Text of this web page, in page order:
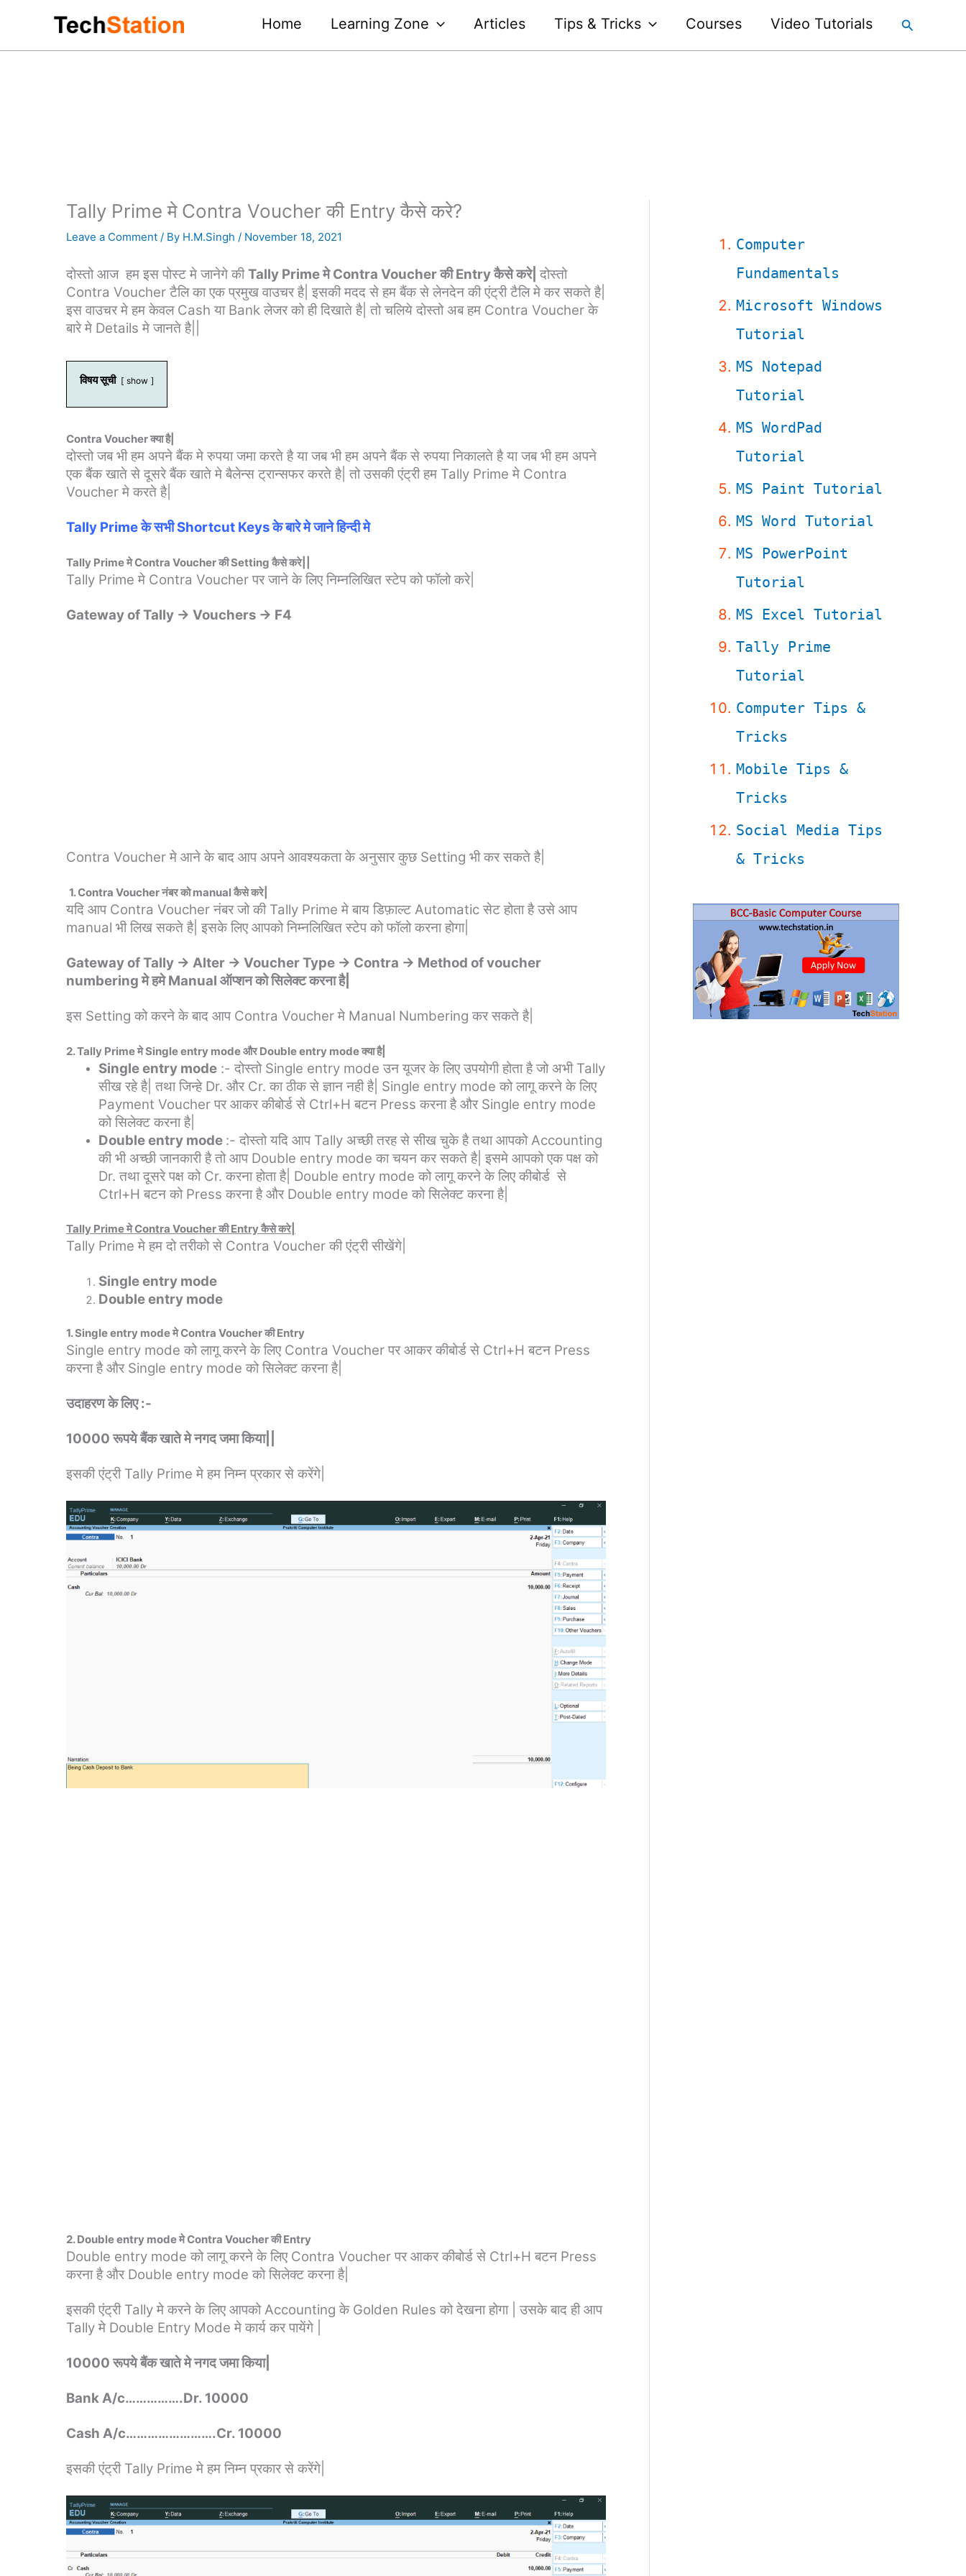
Home Learning Zone Articles Tips & Tricks Courses Video Tutorials Search
Tally Prime मे Contra Voucher की Entry कैसे करे?
Leave a Comment / By H.M.Singh / November 18, 2021
दोस्तो आज हम इस पोस्ट मे जानेगे कीTally Prime मे Contra Voucher की Entry कैसे करे| दोस्तो
Contra Voucher टैलि का एक प्रमुख वाउचर है| इसकी मदद से हम बैंक से लेनदेन की एंट्री टैलि मे कर सकते है|
इस वाउचर मे हम केवल Cash या Bank लेजर को ही दिखाते है| तो चलिये दोस्तो अब हम Contra Voucher के
बारे मे Details मे जानते है||
विषय सूची show
Contra Voucher क्या है|
दोस्तो जब भी हम अपने बैंक मे रुपया जमा करते है या जब भी हम अपने बैंक से रुपया निकालते है या जब भी हम अपने
एक बैंक खाते से दूसरे बैंक खाते मे बैलेन्स ट्रान्सफर करते है| तो उसकी एंट्री हम Tally Prime मे Contra
Voucher मे करते है|
Tally Prime के सभी Shortcut Keys के बारे मे जाने हिन्दी मे
Tally Prime मे Contra Voucher की Setting कैसे करे||
Tally Prime मे Contra Voucher पर जाने के लिए निम्नलिखित स्टेप को फॉलो करे|
Gateway of Tally → Vouchers → F4
Contra Voucher मे आने के बाद आप अपने आवश्यकता के अनुसार कुछ Setting भी कर सकते है|
1. Contra Voucher नंबर को manual कैसे करे|
यदि आप Contra Voucher नंबर जो की Tally Prime मे बाय डिफ़ाल्ट Automatic सेट होता है उसे आप
manual भी लिख सकते है| इसके लिए आपको निम्नलिखित स्टेप को फॉलो करना होगा|
Gateway of Tally → Alter → Voucher Type → Contra → Method of voucher
numbering मे हमे Manual ऑप्शन को सिलेक्ट करना है|
इस Setting को करने के बाद आप Contra Voucher मे Manual Numbering कर सकते है|
2. Tally Prime मे Single entry mode और Double entry mode क्या है|
Single entry mode :- दोस्तो Single entry mode उन यूजर के लिए उपयोगी होता है जो अभी Tally
सीख रहे है| तथा जिन्हे Dr. और Cr. का ठीक से ज्ञान नही है| Single entry mode को लागू करने के लिए
Payment Voucher पर आकर कीबोर्ड से Ctrl+H बटन Press करना है और Single entry mode
को सिलेक्ट करना है|
Double entry mode :- दोस्तो यदि आप Tally अच्छी तरह से सीख चुके है तथा आपको Accounting
की भी अच्छी जानकारी है तो आप Double entry mode का चयन कर सकते है| इसमे आपको एक पक्ष को
Dr. तथा दूसरे पक्ष को Cr. करना होता है| Double entry mode को लागू करने के लिए कीबोर्ड से
Ctrl+H बटन को Press करना है और Double entry mode को सिलेक्ट करना है|
Tally Prime मे Contra Voucher की Entry कैसे करे|
Tally Prime मे हम दो तरीको से Contra Voucher की एंट्री सीखेंगे|
Single entry mode
Double entry mode
1. Single entry mode मे Contra Voucher की Entry
Single entry mode को लागू करने के लिए Contra Voucher पर आकर कीबोर्ड से Ctrl+H बटन Press
करना है और Single entry mode को सिलेक्ट करना है|
उदाहरण के लिए :-
10000 रूपये बैंक खाते मे नगद जमा किया||
इसकी एंट्री Tally Prime मे हम निम्न प्रकार से करेंगे|
2. Double entry mode मे Contra Voucher की Entry
Double entry mode को लागू करने के लिए Contra Voucher पर आकर कीबोर्ड से Ctrl+H बटन Press
करना है और Double entry mode को सिलेक्ट करना है|
इसकी एंट्री Tally मे करने के लिए आपको Accounting के Golden Rules को देखना होगा | उसके बाद ही आप
Tally मे Double Entry Mode मे कार्य कर पायेंगे |
10000 रूपये बैंक खाते मे नगद जमा किया|
Bank A/c…………….Dr. 10000
Cash A/c…………………….Cr. 10000
इसकी एंट्री Tally Prime मे हम निम्न प्रकार से करेंगे|
Computer
Fundamentals
Microsoft Windows
Tutorial
MS Notepad
Tutorial
MS WordPad
Tutorial
MS Paint Tutorial
MS Word Tutorial
MS PowerPoint
Tutorial
MS Excel Tutorial
Tally Prime
Tutorial
Computer Tips &
Tricks
Mobile Tips &
Tricks
Social Media Tips
& Tricks